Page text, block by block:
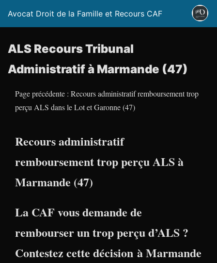
Avocat Droit de la Famille et Recours CAF
ALS Recours Tribunal
Administratif à Marmande (47)
Page précédente : Recours administratif remboursement trop
perçu ALS dans le Lot et Garonne (47)
Recours administratif
remboursement trop perçu ALS à
Marmande (47)
La CAF vous demande de
rembourser un trop perçu d’ALS ?
Contestez cette décision à Marmande